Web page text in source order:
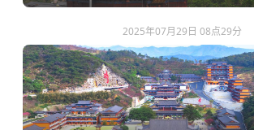
2025年07月29日 08点29分